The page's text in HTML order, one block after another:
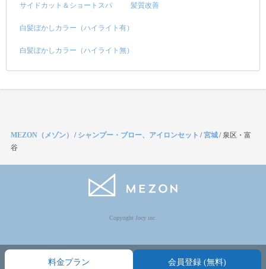
サイドカット＆ショートスパ 髪質改善
白髪ぼかしカラー（ハイライト有）
白髪ぼかしカラー（ハイライト無）
料金プラン 会員登録 (無料)
MEZON（メゾン） / シャンプー・ブロー、アイロンセット /宮城/ 泉区・富
谷
Copyright Jocy inc.